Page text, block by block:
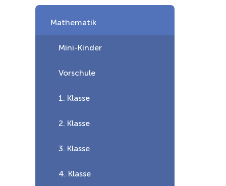
Mathematik
Mini-Kinder
Vorschule
1. Klasse
2. Klasse
3. Klasse
4. Klasse